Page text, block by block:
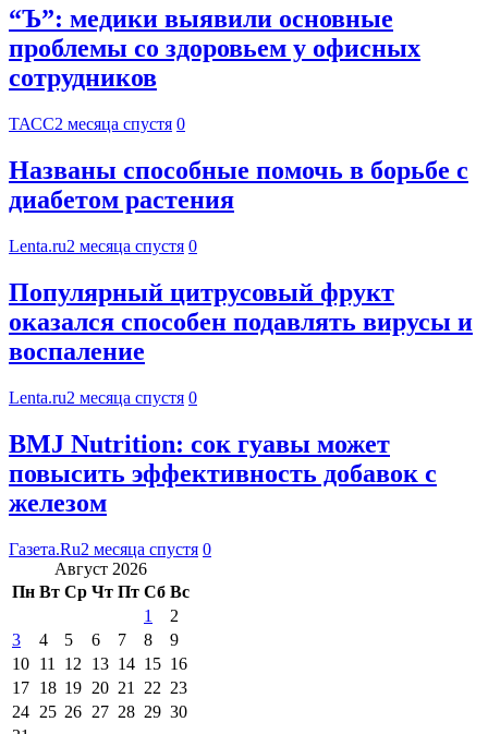
“Ъ”: медики выявили основные
проблемы со здоровьем у офисных
сотрудников
ТАСС2 месяца спустя 0
Названы способные помочь в борьбе с
диабетом растения
Lenta.ru2 месяца спустя 0
Популярный цитрусовый фрукт
оказался способен подавлять вирусы и
воспаление
Lenta.ru2 месяца спустя 0
BMJ Nutrition: сок гуавы может
повысить эффективность добавок с
железом
Газета.Ru2 месяца спустя 0
Август 2026
Пн Вт Ср Чт Пт Сб Вс
1
2
3
4 5 6 7 8
9
10 11 12 13 14 15 16
17 18 19 20 21 22 23
24 25 26 27 28 29 30